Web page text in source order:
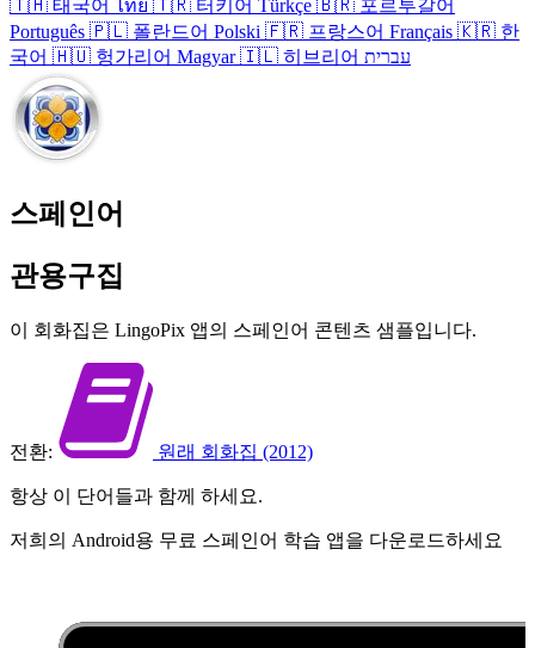
🇹🇭 태국어 ไทย 🇹🇷 터키어 Türkçe 🇧🇷 포르투갈어
Português 🇵🇱 폴란드어 Polski 🇫🇷 프랑스어 Français 🇰🇷 한
국어 🇭🇺 헝가리어 Magyar 🇮🇱 히브리어 עברית
스페인어
관용구집
이 회화집은 LingoPix 앱의 스페인어 콘텐츠 샘플입니다.
전환: 원래 회화집 (2012)
항상 이 단어들과 함께 하세요.
저희의 Android용 무료 스페인어 학습 앱을 다운로드하세요